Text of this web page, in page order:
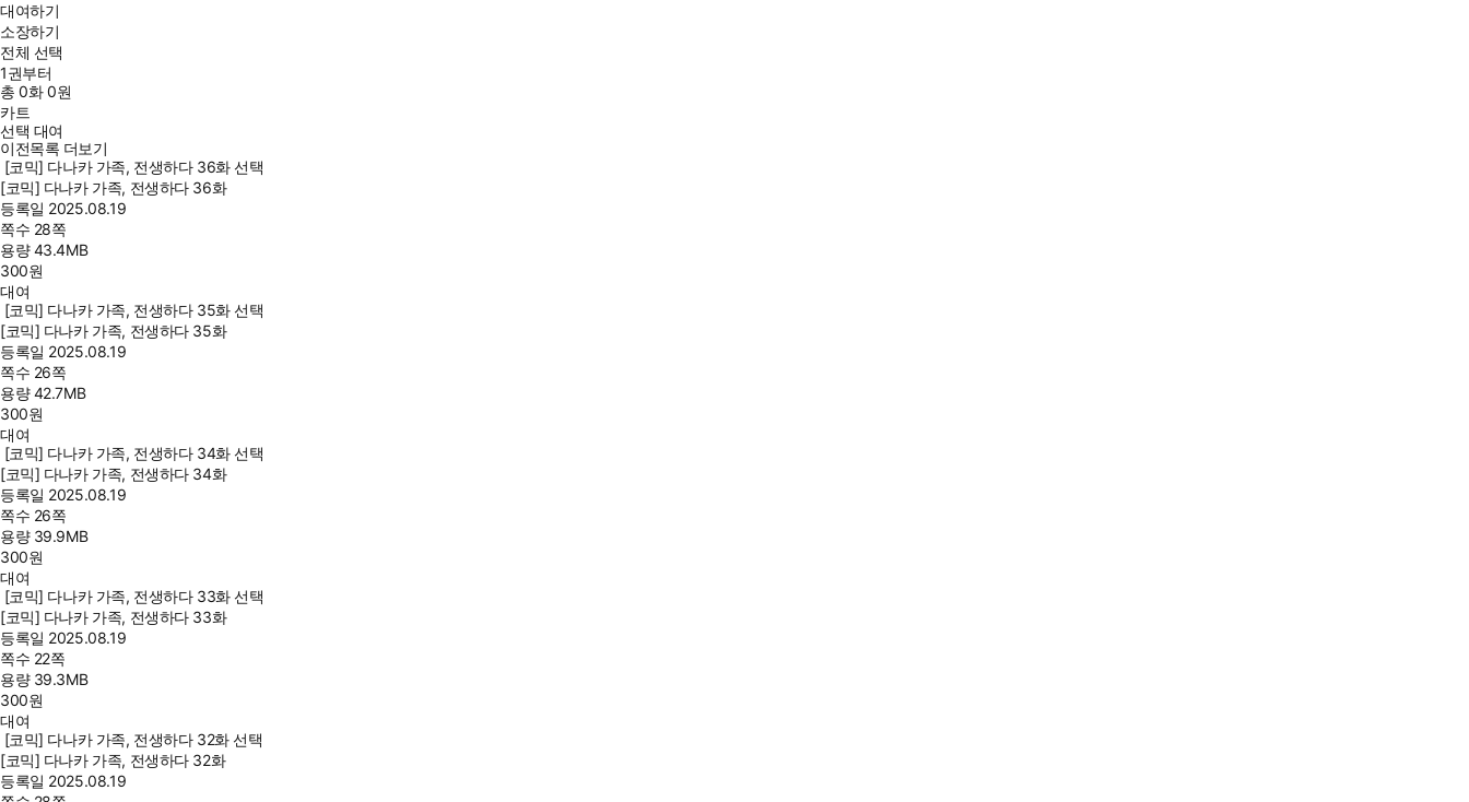
대여하기
소장하기
전체 선택
1권부터
총0화0원
카트
선택 대여
이전목록 더보기
[코믹] 다나카 가족, 전생하다 36화 선택
[코믹] 다나카 가족, 전생하다 36화
등록일 2025.08.19
쪽수 28쪽
용량43.4MB
300원
대여
[코믹] 다나카 가족, 전생하다 35화 선택
[코믹] 다나카 가족, 전생하다 35화
등록일 2025.08.19
쪽수 26쪽
용량42.7MB
300원
대여
[코믹] 다나카 가족, 전생하다 34화 선택
[코믹] 다나카 가족, 전생하다 34화
등록일 2025.08.19
쪽수 26쪽
용량 39.9MB
300원
대여
[코믹] 다나카 가족, 전생하다 33화 선택
[코믹] 다나카 가족, 전생하다 33화
등록일 2025.08.19
쪽수 22쪽
용량 39.3MB
300원
대여
[코믹] 다나카 가족, 전생하다 32화 선택
[코믹] 다나카 가족, 전생하다 32화
등록일 2025.08.19